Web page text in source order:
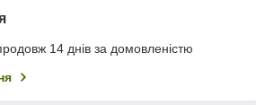
14 днів за домовленістю